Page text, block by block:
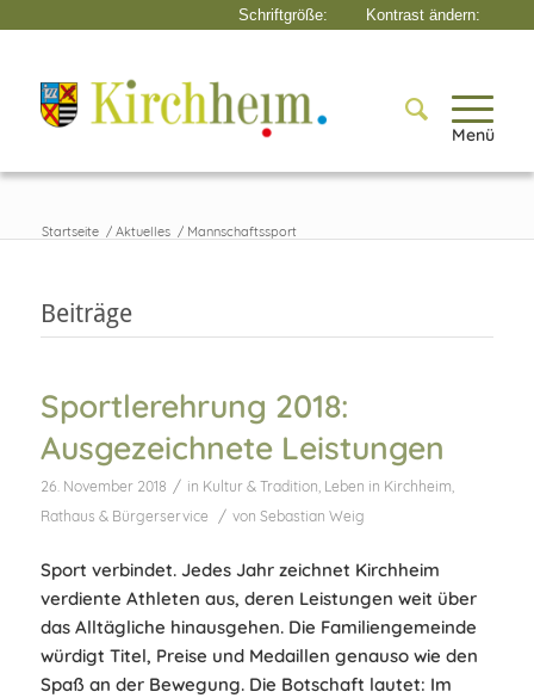
Menü
Startseite / Aktuelles / Mannschaftssport
Beiträge
Sportlerehrung 2018:
Ausgezeichnete Leistungen
26. November 2018 / in Kultur & Tradition, Leben in Kirchheim,
Rathaus & Bürgerservice
/ von Sebastian Weig
Sport verbindet. Jedes Jahr zeichnet Kirchheim
verdiente Athleten aus, deren Leistungen weit über
das Alltägliche hinausgehen. Die Familiengemeinde
würdigt Titel, Preise und Medaillen genauso wie den
Spaß an der Bewegung. Die Botschaft lautet: Im